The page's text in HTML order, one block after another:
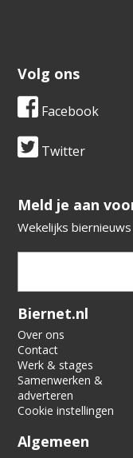
Volg ons
Facebook
Twitter
​​​​​​​Meld je aan
Wekelijks
Verification code:
Biernet.nl
Over ons
Contact
Werk & stages
Samenwerken &
adverteren
Cookie instellingen
Algemeen